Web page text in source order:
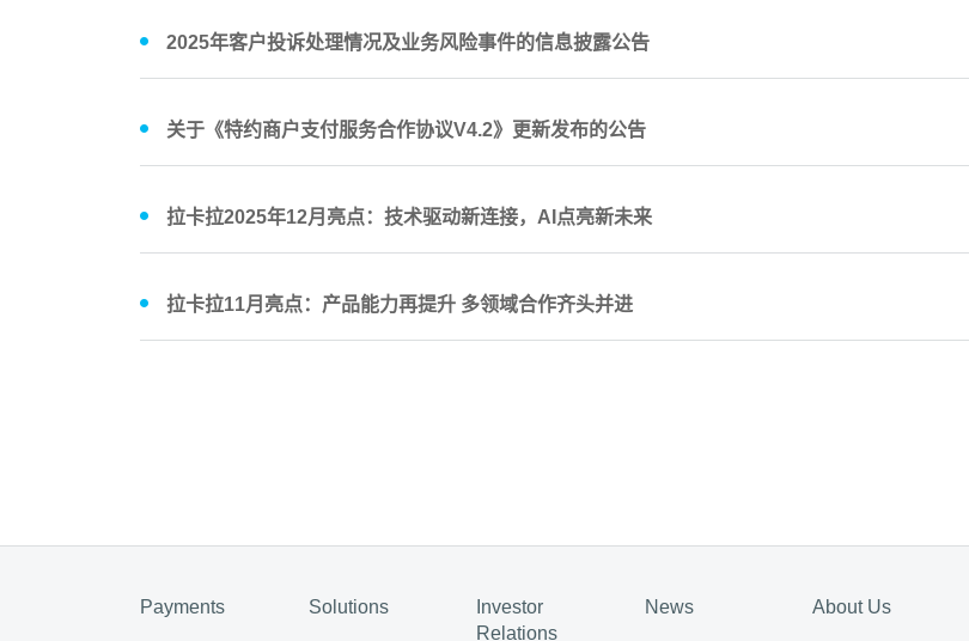
2025年客户投诉处理情况及业务风险事件的信息披露公告
关于《特约商户支付服务合作协议V4.2》更新发布的公告
拉卡拉2025年12月亮点：技术驱动新连接，AI点亮新未来
拉卡拉11月亮点：产品能力再提升 多领域合作齐头并进
Payments Solutions
Investor
Relations
News About Us